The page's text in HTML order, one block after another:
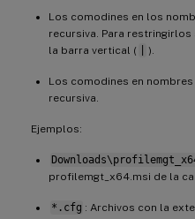
Los comodines en los
recursiva. Para
la barra vertical (
).
Los comodines en
recursiva.
Ejemplos:
profilemgt_x64.msi de la
*.cfg : Archivos con la